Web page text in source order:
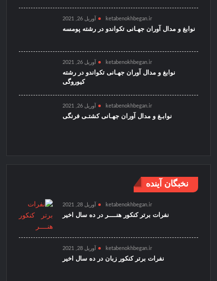
ketabenokhbegan.ir آوریل 26, 2021
نوابغ و مدال آوران جهـانی تکواندو در رشته پومسه
ketabenokhbegan.ir آوریل 26, 2021
نوابغ و مدال آوران جهـانی تکواندو در رشته
کیوروگی
ketabenokhbegan.ir آوریل 26, 2021
نوابـغ و مدال آوران جهـانی کشتـی فرنگی
نخبگان آینده
ketabenokhbegan.ir آوریل 28, 2021
نفرات برتر کنکور هنــــر در ده سال اخیر
ketabenokhbegan.ir آوریل 28, 2021
نفرات برتر کنکور زبان در ده سال اخیر